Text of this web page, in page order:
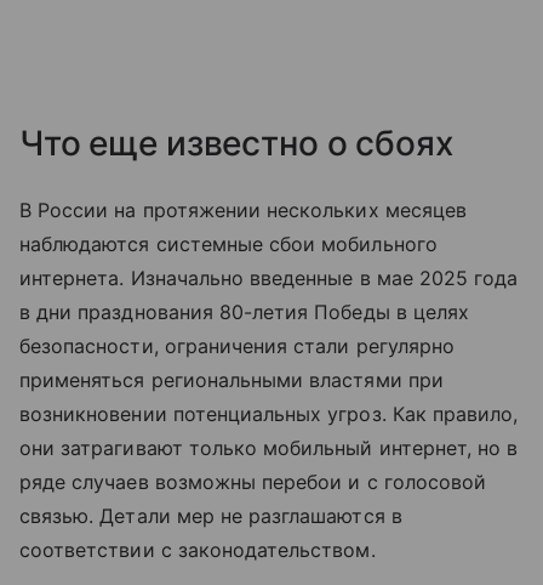
Что еще известно о сбоях
В России на протяжении нескольких месяцев
наблюдаются системные сбои мобильного
интернета. Изначально введенные в мае 2025 года
в дни празднования 80-летия Победы в целях
безопасности, ограничения стали регулярно
применяться региональными властями при
возникновении потенциальных угроз. Как правило,
они затрагивают только мобильный интернет, но в
ряде случаев возможны перебои и с голосовой
связью. Детали мер не разглашаются в
соответствии с законодательством.